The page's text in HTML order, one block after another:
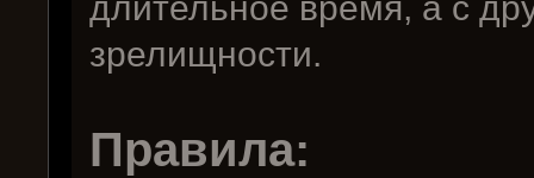
зрелищности.
Правила: